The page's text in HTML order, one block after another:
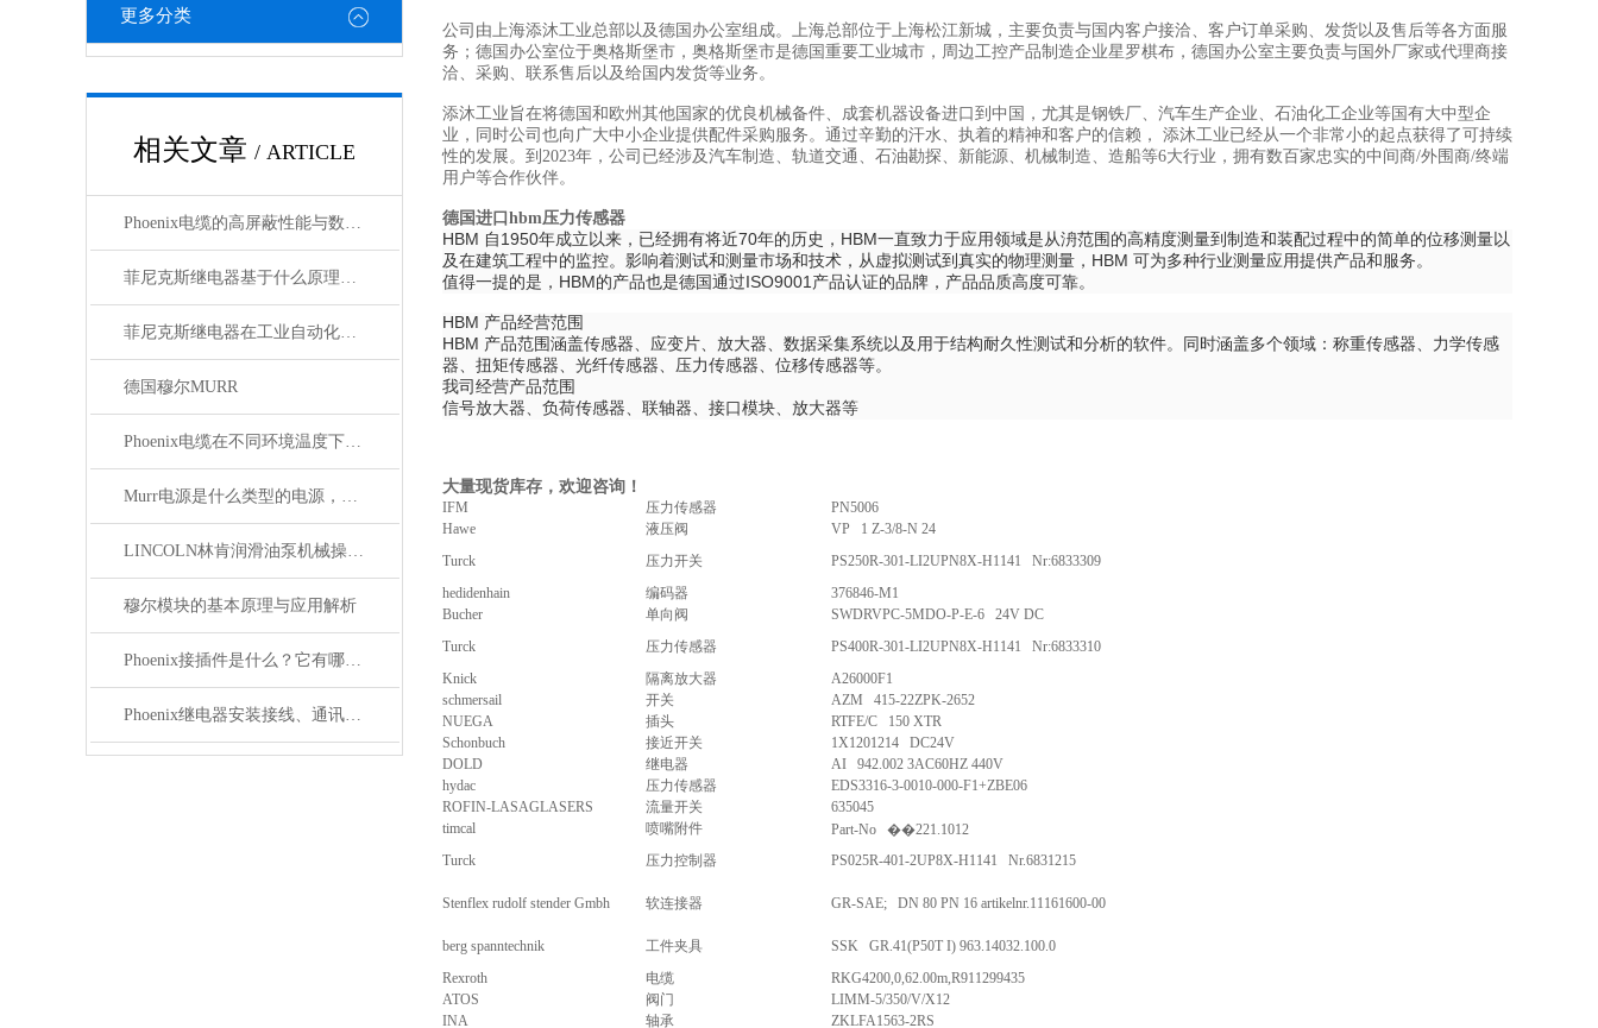
更多分类
相关文章 / ARTICLE
Phoenix电缆的高屏蔽性能与数据传输优势
菲尼克斯继电器基于什么原理工作？
菲尼克斯继电器在工业自动化中的作用
德国穆尔MURR
Phoenix电缆在不同环境温度下的性能表现如何？
Murr电源是什么类型的电源，主要用于哪些领域？
LINCOLN林肯润滑油泵机械操作原理
穆尔模块的基本原理与应用解析
Phoenix接插件是什么？它有哪些应用？
Phoenix继电器安装接线、通讯集成与故障诊断指南
公司由上海添沐工业总部以及德国办公室组成。上海总部位于上海松江新城，主要负责与国内客户接洽、客户订单采购、发货以及售后等各方面服
务；德国办公室位于奥格斯堡市，奥格斯堡市是德国重要工业城市，周边工控产品制造企业星罗棋布，德国办公室主要负责与国外厂家或代理商接
洽、采购、联系售后以及给国内发货等业务。
添沐工业旨在将德国和欧州其他国家的优良机械备件、成套机器设备进口到中国，尤其是钢铁厂、汽车生产企业、石油化工企业等国有大中型企
业，同时公司也向广大中小企业提供配件采购服务。通过辛勤的汗水、执着的精神和客户的信赖， 添沐工业已经从一个非常小的起点获得了可持续
性的发展。到2023年，公司已经涉及汽车制造、轨道交通、石油勘探、新能源、机械制造、造船等6大行业，拥有数百家忠实的中间商/外围商/终端
用户等合作伙伴。
德国进口hbm压力传感器
HBM 自1950年成立以来，已经拥有将近70年的历史，HBM一直致力于应用领域是从洀范围的高精度测量到制造和装配过程中的简单的位移测量以
及在建筑工程中的监控。影响着测试和测量市场和技术，从虚拟测试到真实的物理测量，HBM 可为多种行业测量应用提供产品和服务。
值得一提的是，HBM的产品也是德国通过ISO9001产品认证的品牌，产品品质高度可靠。
HBM 产品经营范围
HBM 产品范围涵盖传感器、应变片、放大器、数据采集系统以及用于结构耐久性测试和分析的软件。同时涵盖多个领域：称重传感器、力学传感
器、扭矩传感器、光纤传感器、压力传感器、位移传感器等。
我司经营产品范围
信号放大器、负荷传感器、联轴器、接口模块、放大器等
大量现货库存，欢迎咨询！
IFM 压力传感器
PN5006
Hawe
液压阀
VP 1 Z-3/8-N 24
Turck
压力开关
PS250R-301-LI2UPN8X-H1141 Nr:6833309
hedidenhain
编码器
376846-M1
Bucher
单向阀
SWDRVPC-5MDO-P-E-6 24V DC
Turck
压力传感器
PS400R-301-LI2UPN8X-H1141 Nr:6833310
Knick
隔离放大器
A26000F1
schmersail
开关
AZM 415-22ZPK-2652
NUEGA
插头
RTFE/C 150 XTR
Schonbuch
接近开关
1X1201214 DC24V
DOLD
继电器
AI 942.002 3AC60HZ 440V
hydac
压力传感器
EDS3316-3-0010-000-F1+ZBE06
ROFIN-LASAGLASERS
流量开关
635045
timcal
喷嘴附件
Part-No ��221.1012
Turck
压力控制器 PS025R-401-2UP8X-H1141 Nr.6831215
Stenflex rudolf stender Gmbh 软连接器 GR-SAE; DN 80 PN 16 artikelnr.11161600-00
berg spanntechnik 工件夹具
SSK GR.41(P50T I) 963.14032.100.0
Rexroth
电缆
RKG4200,0,62.00m,R911299435
ATOS
阀门
LIMM-5/350/V/X12
INA
轴承
ZKLFA1563-2RS